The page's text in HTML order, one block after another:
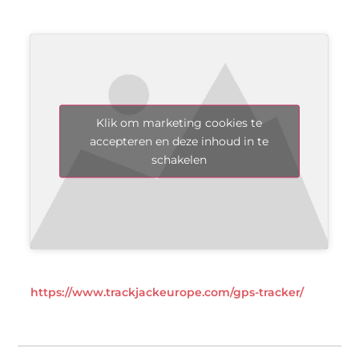
Klik om marketing cookies te
accepteren en deze inhoud in te
schakelen
https://www.trackjackeurope.com/gps-tracker/